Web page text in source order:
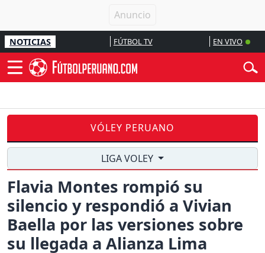
NOTICIAS FÚTBOL TV EN VIVO
VÓLEY PERUANO
LIGA VOLEY
Flavia Montes rompió su
silencio y respondió a Vivian
Baella por las versiones sobre
su llegada a Alianza Lima